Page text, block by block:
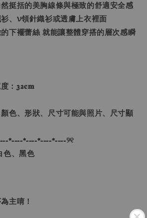
挺括的美胸線條與極致的舒適安全感
、V領針織衫或透膚上衣裡面
下襬蕾絲 就能讓整體穿搭的層次感瞬
：32𝐜𝐦
色、形狀、尺寸可能與照片、尺寸顯
*----*----*----*----୨୧
色、黑色
主唷！